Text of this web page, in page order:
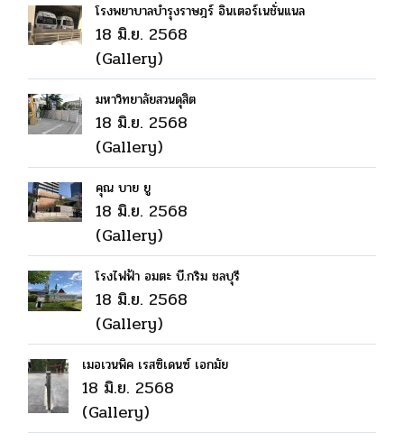
โรงพยาบาลบำรุงราษฎร์ อินเตอร์เนชั่นแนล
18 มิ.ย. 2568
(Gallery)
มหาวิทยาลัยสวนดุสิต
18 มิ.ย. 2568
(Gallery)
คุณ บาย ยู
18 มิ.ย. 2568
(Gallery)
โรงไฟฟ้า อมตะ บี.กริม ชลบุรี
18 มิ.ย. 2568
(Gallery)
เมอเวนพิค เรสซิเดนซ์ เอกมัย
18 มิ.ย. 2568
(Gallery)